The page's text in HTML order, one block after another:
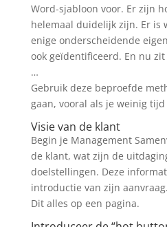
Word-sjabloon voor. Er zijn
helemaal duidelijk zijn. Er is
enige onderscheidende
ook geïdentificeerd. En nu
…
Gebruik deze beproefde
gaan, vooral als je weinig
Visie van de klant
Begin je Management
de klant, wat zijn de
doelstellingen. Deze
introductie van zijn
Dit alles op een pagina.